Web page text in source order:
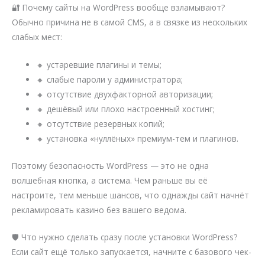
🔐 Почему сайты на WordPress вообще взламывают?
Обычно причина не в самой CMS, а в связке из нескольких
слабых мест:
🔸 устаревшие плагины и темы;
🔸 слабые пароли у администратора;
🔸 отсутствие двухфакторной авторизации;
🔸 дешёвый или плохо настроенный хостинг;
🔸 отсутствие резервных копий;
🔸 установка «нуллёных» премиум-тем и плагинов.
Поэтому безопасность WordPress — это не одна
волшебная кнопка, а система. Чем раньше вы её
настроите, тем меньше шансов, что однажды сайт начнёт
рекламировать казино без вашего ведома.
🛡️ Что нужно сделать сразу после установки WordPress?
Если сайт ещё только запускается, начните с базового чек-